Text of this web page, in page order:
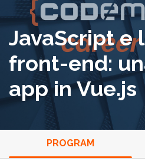
JavaScript e
front-end:
app in Vue.js
PROGRAM